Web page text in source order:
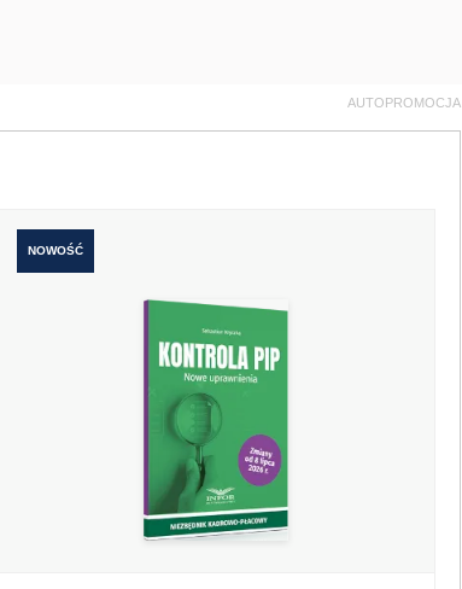
AUTOPROMOCJA
NOWOŚĆ